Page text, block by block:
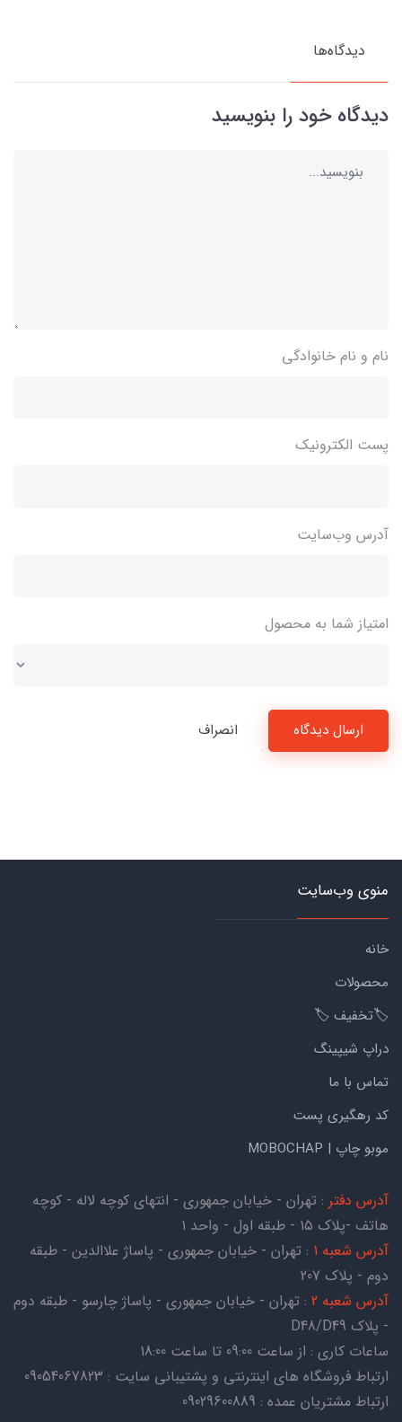
دیدگاه‌ها
دیدگاه خود را بنویسید
نام و نام خانوادگی
پست الکترونیک
آدرس وب‌سایت
امتیاز شما به محصول
ارسال دیدگاه انصراف
منوی وب‌سایت
خانه
محصولات
🏷️تخفیف 🏷️
دراپ شیپینگ
تماس با ما
کد رهگیری پست
موبو چاپ | MOBOCHAP
آدرس دفتر : تهران - خیابان جمهوری - انتهای کوچه لاله - کوچه
هاتف -پلاک ۱۵ - طبقه اول - واحد ۱
آدرس شعبه 1
: تهران - خیابان جمهوری - پاساژ علاالدین - طبقه
دوم - پلاک 207
آدرس شعبه 2
: تهران - خیابان جمهوری - پاساژ چارسو - طبقه دوم
- پلاک D48/D49
ساعات کاری : از ساعت 09:00 تا ساعت 18:00
ارتباط فروشگاه های اینترنتی و پشتیبانی سایت : 09054067823
ارتباط مشتریان عمده : 09029600889